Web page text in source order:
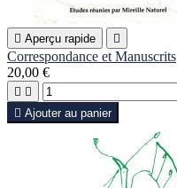
 Aperçu rapide 
Correspondance et Manuscrits
20,00 €
 
 Ajouter au panier